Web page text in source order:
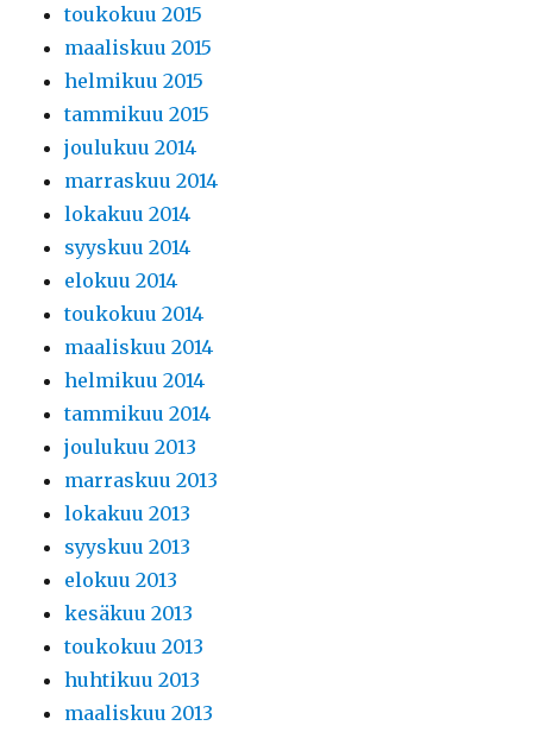
toukokuu 2015
maaliskuu 2015
helmikuu 2015
tammikuu 2015
joulukuu 2014
marraskuu 2014
lokakuu 2014
syyskuu 2014
elokuu 2014
toukokuu 2014
maaliskuu 2014
helmikuu 2014
tammikuu 2014
joulukuu 2013
marraskuu 2013
lokakuu 2013
syyskuu 2013
elokuu 2013
kesäkuu 2013
toukokuu 2013
huhtikuu 2013
maaliskuu 2013